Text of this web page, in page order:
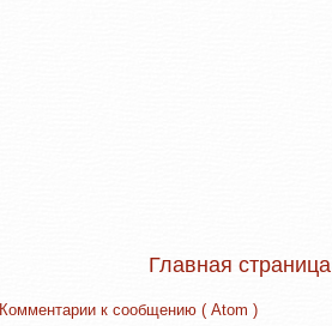
Главная страница
Комментарии к сообщению ( Atom )